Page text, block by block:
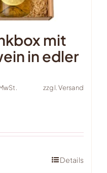
mit
in edler
zzgl.Versand
Details